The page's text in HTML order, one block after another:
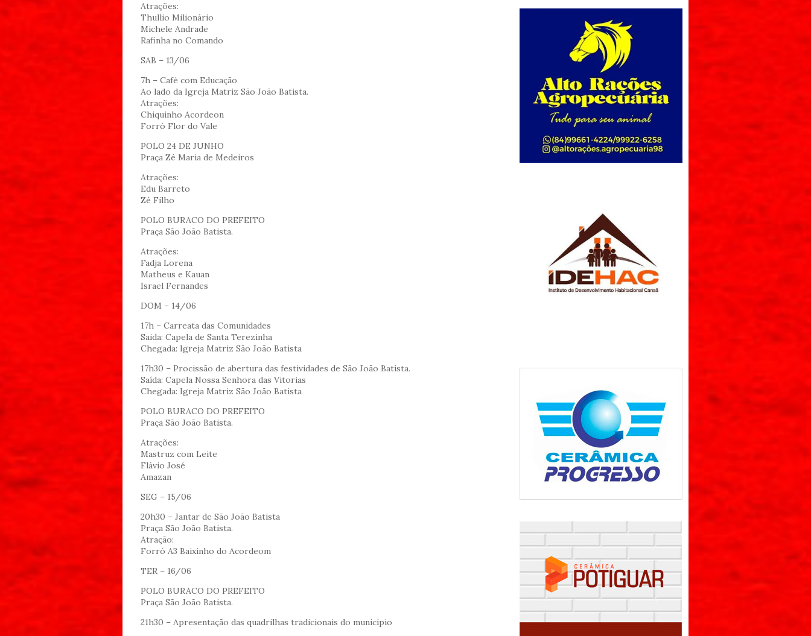
Atrações:
Thullio Milionário
Michele Andrade
Rafinha no Comando
SAB – 13/06
7h – Café com Educação
Ao lado da Igreja Matriz São João Batista.
Atrações:
Chiquinho Acordeon
Forró Flor do Vale
POLO 24 DE JUNHO
Praça Zé Maria de Medeiros
Atrações:
Edu Barreto
Zé Filho
POLO BURACO DO PREFEITO
Praça São João Batista.
Atrações:
Fadja Lorena
Matheus e Kauan
Israel Fernandes
DOM – 14/06
17h – Carreata das Comunidades
Saida: Capela de Santa Terezinha
Chegada: Igreja Matriz São João Batista
17h30 – Procissão de abertura das festividades de São João Batista.
Saída: Capela Nossa Senhora das Vitorias
Chegada: Igreja Matriz São João Batista
POLO BURACO DO PREFEITO
Praça São João Batista.
Atrações:
Mastruz com Leite
Flávio José
Amazan
SEG – 15/06
20h30 – Jantar de São João Batista
Praça São João Batista.
Atração:
Forró A3 Baixinho do Acordeom
TER – 16/06
POLO BURACO DO PREFEITO
Praça São João Batista.
21h30 – Apresentação das quadrilhas tradicionais do município